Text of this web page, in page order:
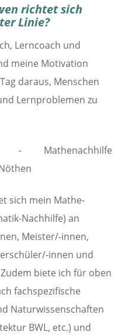
richtet sich
Linie?
Lerncoach und
meine Motivation
daraus, Menschen
Lernproblemen zu
sich mein Mathe-
Nachhilfe) an
Meister/-innen,
innen und
biete ich für oben
fachspezifische
Naturwissenschaften
BWL, etc.) und